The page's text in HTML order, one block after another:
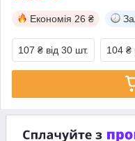
Економія 26 ₴
107 ₴ від 30 шт. 104 ₴